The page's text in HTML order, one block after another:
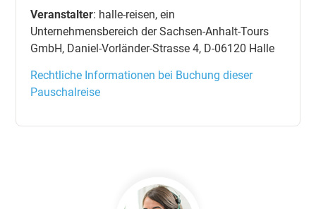
Veranstalter: halle-reisen, ein
Unternehmensbereich der Sachsen-Anhalt-Tours
GmbH, Daniel-Vorländer-Strasse 4, D-06120 Halle
Rechtliche Informationen bei Buchung dieser
Pauschalreise